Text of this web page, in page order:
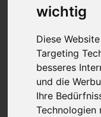
wichtig
Diese
Targeting
besseres
und die
Ihre
Technologien
DIE
kein Versand -
Daten